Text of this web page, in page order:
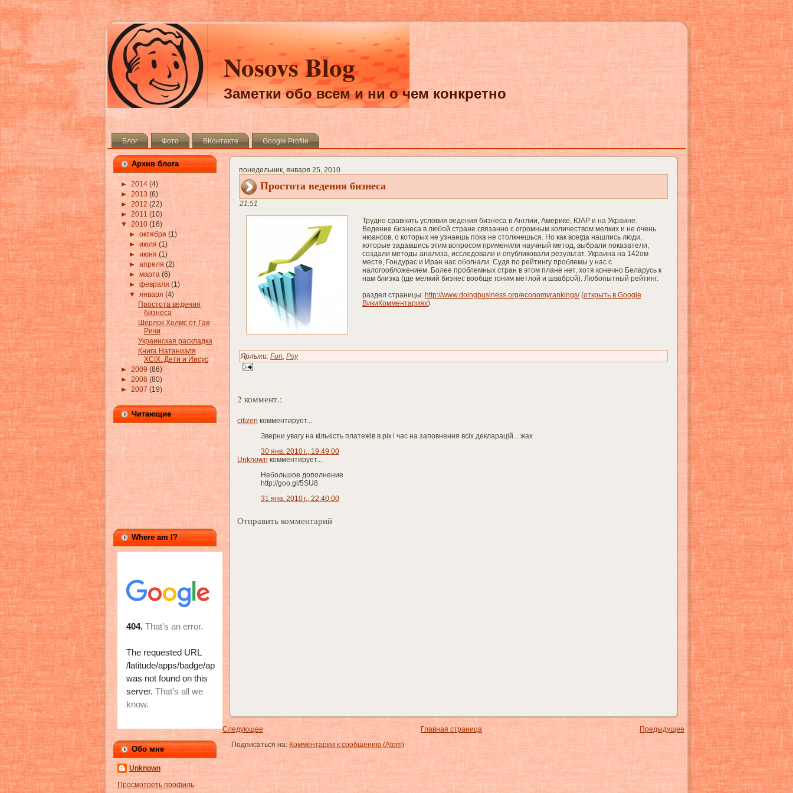
Nosovs Blog
Заметки обо всем и ни о чем конкретно
Блог Фото ВКонтакте Google Profile
Архив блога
► 2014 (4)
► 2013 (6)
► 2012 (22)
► 2011 (10)
▼ 2010 (16)
►октября(1)
►июля(1)
►июня(1)
►апреля(2)
►марта(6)
►февраля(1)
▼января(4)
Простота ведения
бизнеса
Шерлок Холмс от Гая
Ричи
Украинская раскладка
Книга Натаниэля
XCIX. Дети и Иисус
► 2009 (86)
► 2008 (80)
► 2007 (19)
Читающие
Where am I?
Обо мне
Unknown
Просмотреть профиль
понедельник, января 25, 2010
Простота ведения бизнеса
21:51
Трудно сравнить условия ведения бизнеса в Англии, Америке, ЮАР и на Украине.
Ведение бизнеса в любой стране связанно с огромным количеством мелких и не очень
нюансов, о которых не узнаешь пока не столкнешься. Но как всегда нашлись люди,
которые задавшись этим вопросом применили научный метод, выбрали показатели,
создали методы анализа, исследовали и опубликовали результат. Украина на 142ом
месте, Гондурас и Иран нас обогнали. Судя по рейтингу проблемы у нас с
налогообложением. Более проблемных стран в этом плане нет, хотя конечно Беларусь к
нам близка (где мелкий бизнес вообще гоним метлой и шваброй). Любопытный рейтинг.
раздел страницы: http://www.doingbusiness.org/economyrankings/(открыть в Google
ВикиКомментариях)
Ярлыки: Fun Psy
2 коммент.:
citizen комментирует...
Зверни увагу на кількість платежів в рік і час на заповнення всіх декларацій... жах
30 янв. 2010 г., 19:49:00
Unknown комментирует...
Небольшое дополнение
http://goo.gl/5SU8
31 янв. 2010 г., 22:40:00
Отправить комментарий
Следующее Предыдущее
Главная страница
Подписаться на: Комментарии к сообщению (Atom)